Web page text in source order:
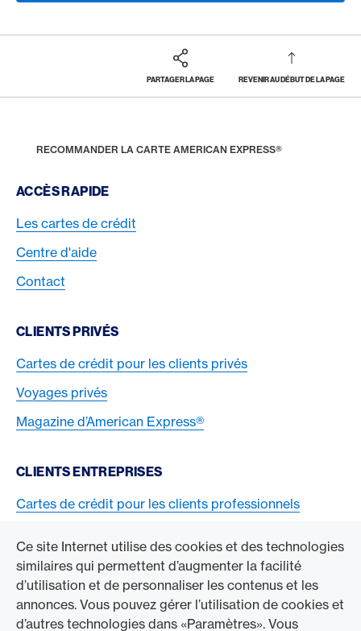
Ce site Internet utilise des cookies et des technologies
similaires qui permettent d’augmenter la facilité
d’utilisation et de personnaliser les contenus et les
annonces. Vous pouvez gérer l’utilisation de cookies et
d’autres technologies dans «Paramètres». Vous
PARTAGER LA PAGE REVENIR AU DÉBUT DE LA PAGE
RECOMMANDER LA CARTE AMERICAN EXPRESS®
Footer Navigation
ACCÈS RAPIDE
Les cartes de crédit
Centre d'aide
Contact
CLIENTS PRIVÉS
Cartes de crédit pour les clients privés
Voyages privés
Magazine d’American Express®
CLIENTS ENTREPRISES
Cartes de crédit pour les clients professionnels
ACCÉDER À L’ENTREPRISE
Swisscard AECS GmbH